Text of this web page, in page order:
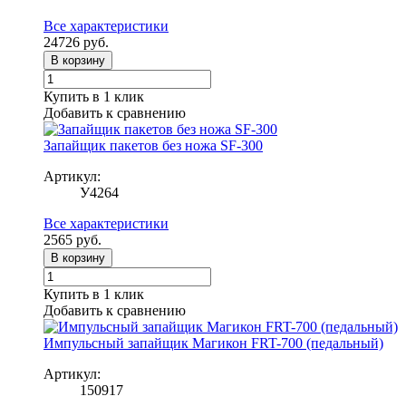
Все характеристики
24726 руб.
В корзину
Купить в 1 клик
Добавить к сравнению
Запайщик пакетов без ножа SF-300
Артикул:
У4264
Все характеристики
2565 руб.
В корзину
Купить в 1 клик
Добавить к сравнению
Импульсный запайщик Магикон FRT-700 (педальный)
Артикул:
150917